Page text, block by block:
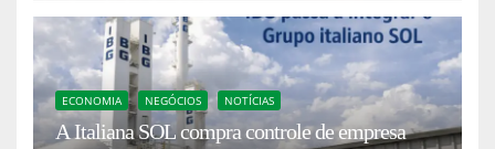
ECONOMIA NEGÓCIOS NOTÍCIAS
A Italiana SOL compra controle de empresa